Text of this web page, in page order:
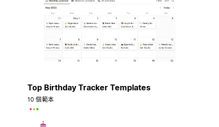
Top Birthday Tracker Templates
10 個範本